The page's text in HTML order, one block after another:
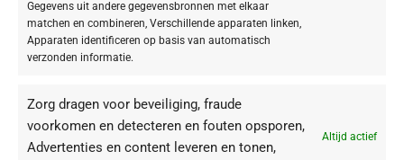
Gegevens uit andere gegevensbronnen met elkaar
matchen en combineren, Verschillende apparaten linken,
Apparaten identificeren op basis van automatisch
verzonden informatie.
Zorg dragen voor beveiliging, fraude
voorkomen en detecteren en fouten opsporen,
Advertenties en content leveren en tonen,
Altijd actief
Toepassing
Met een make-up-penseel, sponsje of met de vingers vanuit het midden
(haarlijn, kaaklijn) zorgvuldig uitvegen.